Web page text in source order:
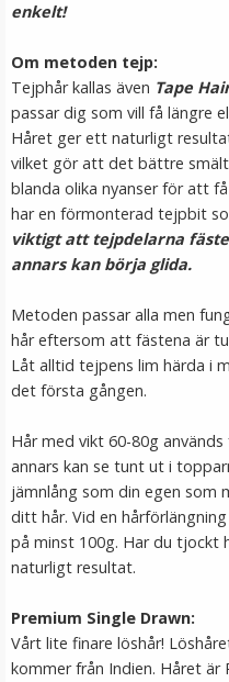
LÄGG
enkelt!
Om metoden tejp:
Tejphår kallas även Tape
passar dig som vill få längre
Håret ger ett naturligt
vilket gör att det bättre
blanda olika nyanser för att
har en förmonterad tejpbit
viktigt att tejpdelarna
annars kan börja glida.
Metoden passar alla men
hår eftersom att fästena är
Låt alltid tejpens lim härda i
det första gången.
Hår med vikt 60-80g
annars kan se tunt ut i
jämnlång som din egen som
ditt hår. Vid en
på minst 100g. Har du tjockt
naturligt resultat.
Premium Single Drawn:
Vårt lite finare löshår!
kommer från Indien. Håret är